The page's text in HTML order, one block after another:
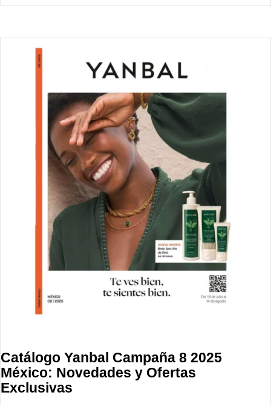
Catálogo Yanbal Campaña 8 2025
México: Novedades y Ofertas
Exclusivas